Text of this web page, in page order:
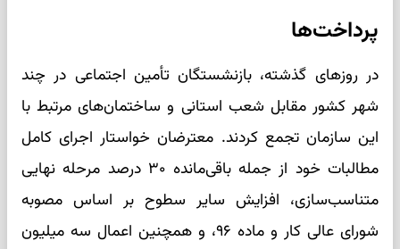
پرداخت‌ها
در روزهای گذشته، بازنشستگان تأمین اجتماعی در چند
شهر کشور مقابل شعب استانی و ساختمان‌های مرتبط با
این سازمان تجمع کردند. معترضان خواستار اجرای کامل
مطالبات خود از جمله باقی‌مانده ۳۰ درصد مرحله نهایی
متناسب‌سازی، افزایش سایر سطوح بر اساس مصوبه
شورای عالی کار و ماده ۹۶، و همچنین اعمال سه میلیون